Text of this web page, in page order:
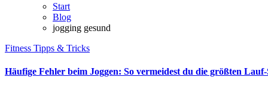
Start
Blog
jogging gesund
Fitness Tipps & Tricks
Häufige Fehler beim Joggen: So vermeidest du die größten